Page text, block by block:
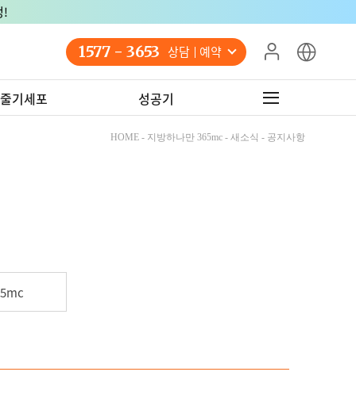
!
1577 - 3653 상담 예약
기세포 성공기
HOME - 지방하나만 365mc - 새소식 - 공지사항